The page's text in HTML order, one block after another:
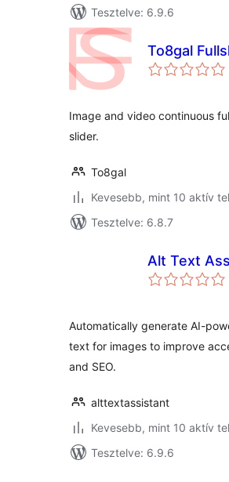
Tesztelve: 6.9.6
To8gal
Image and video continuous
slider.
To8gal
Kevesebb, mint 10 aktív
Tesztelve: 6.8.7
Alt Text
Automatically generate AI-
text for images to improve
and SEO.
alttextassistant
Kevesebb, mint 10 aktív
Tesztelve: 6.9.6